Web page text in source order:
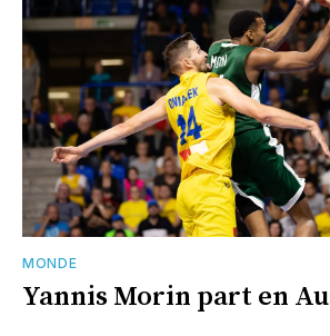
MONDE
Yannis Morin part en